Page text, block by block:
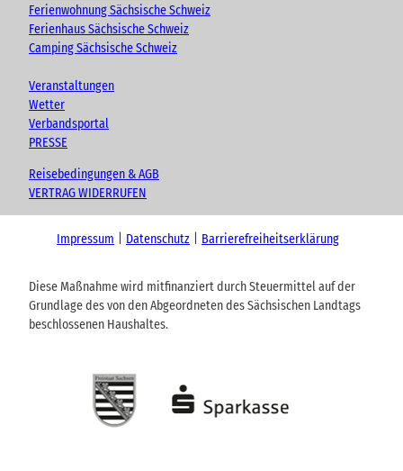
Ferienwohnung Sächsische Schweiz
Ferienhaus Sächsische Schweiz
Camping Sächsische Schweiz
Veranstaltungen
Wetter
Verbandsportal
PRESSE
Reisebedingungen & AGB
VERTRAG WIDERRUFEN
Impressum Datenschutz Barrierefreiheitserklärung
Diese Maßnahme wird mitfinanziert durch Steuermittel auf der
Grundlage des von den Abgeordneten des Sächsischen Landtags
beschlossenen Haushaltes.